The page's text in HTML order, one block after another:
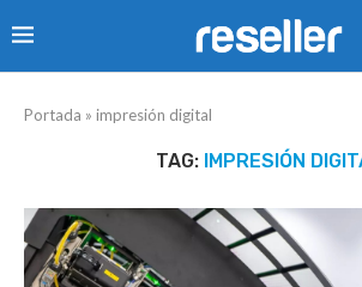
Portada » impresión digital
TAG: IMPRESIÓN